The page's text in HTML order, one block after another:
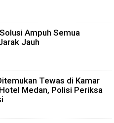
Ampuh Semua
Jauh
Tewas di Kamar
Medan, Polisi Periksa